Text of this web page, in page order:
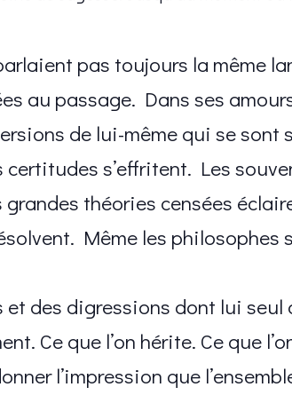
pas toujours la même
au passage. Dans ses
de lui-même qui se sont
certitudes s’effritent. Les
théories censées
Même les philosophes
des digressions dont lui seul
Ce que l’on hérite. Ce que
l’impression que